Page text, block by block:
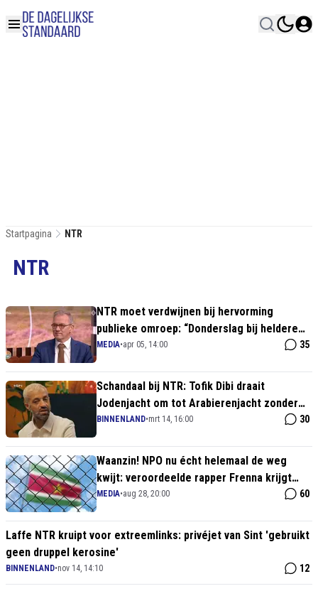
Startpagina NTR
NTR
NTR moet verdwijnen bij hervorming
publieke omroep: “Donderslag bij heldere
hemel"
MEDIA•apr 05, 14:00 35
Schandaal bij NTR: Tofik Dibi draait
Jodenjacht om tot Arabierenjacht zonder
tegenspraak
BINNENLAND•mrt 14, 16:00 30
Waanzin! NPO nu écht helemaal de weg
kwijt: veroordeelde rapper Frenna krijgt
eigen NTR-serie
MEDIA•aug 28, 20:00 60
Laffe NTR kruipt voor extreemlinks: privéjet van Sint 'gebruikt
geen druppel kerosine'
BINNENLAND•nov 14, 14:10 12